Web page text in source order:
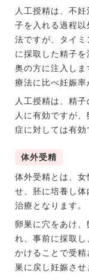
人工授精は、不
子を入れる過程
法ですが、タイ
に採取した精子
奥の方に注入し
療法に比べ妊娠率
人工授精は、精
人に有効ですが
症に対しては有効
体外受精
体外受精とは、女
せ、胚に培養し
治療となります。
卵巣に穴をあけ
れ、事前に採取し
かけることで受
巣に戻し妊娠させ